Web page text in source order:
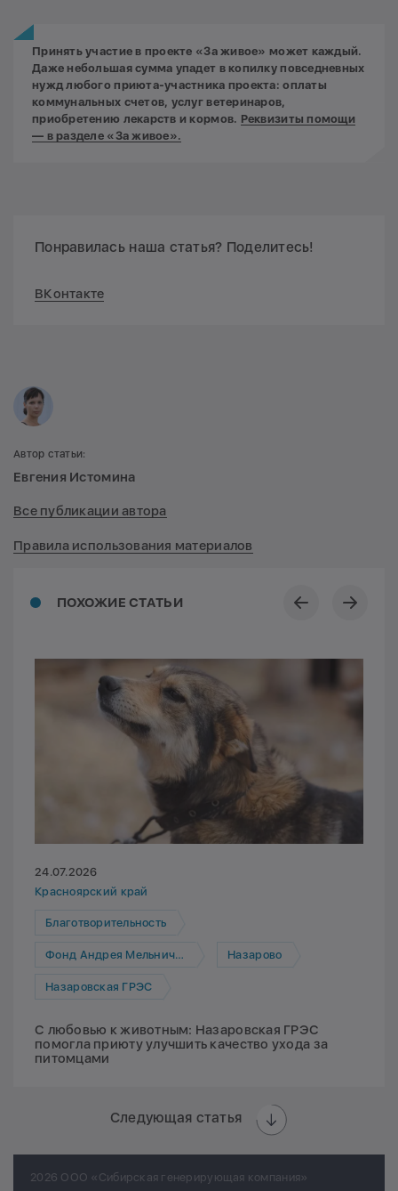
Принять участие в проекте «За живое» может каждый.
Даже небольшая сумма упадет в копилку повседневных
нужд любого приюта-участника проекта: оплаты
коммунальных счетов, услуг ветеринаров,
приобретению лекарств и кормов. Реквизиты помощи
— в разделе «За живое».
Понравилась наша статья? Поделитесь!
ВКонтакте
ПОХОЖИЕ СТАТЬИ
24.07.2026
Красноярский край
Благотворительность
Фонд Андрея Мельниченко Назарово
Назаровская ГРЭС
С любовью к животным: Назаровская ГРЭС
помогла приюту улучшить качество ухода за
питомцами
Следующая статья
Автор статьи:
Евгения Истомина
Все публикации автора
Правила использования материалов
2026 ООО «Сибирская генерирующая компания»